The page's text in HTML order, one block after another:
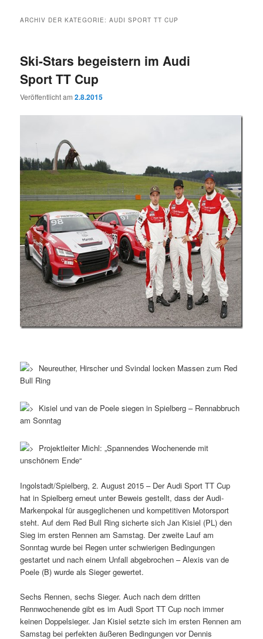
ARCHIV DER KATEGORIE:AUDI SPORT TT CUP
Ski-Stars begeistern im Audi
Sport TT Cup
Veröffentlicht am2.8.2015
Neureuther, Hirscher und Svindal locken Massen zum Red
Bull Ring
Kisiel und van de Poele siegen in Spielberg – Rennabbruch
am Sonntag
Projektleiter Michl: „Spannendes Wochenende mit
unschönem Ende“
Ingolstadt/Spielberg, 2. August 2015 – Der Audi Sport TT Cup
hat in Spielberg erneut unter Beweis gestellt, dass der Audi-
Markenpokal für ausgeglichenen und kompetitiven Motorsport
steht. Auf dem Red Bull Ring sicherte sich Jan Kisiel (PL) den
Sieg im ersten Rennen am Samstag. Der zweite Lauf am
Sonntag wurde bei Regen unter schwierigen Bedingungen
gestartet und nach einem Unfall abgebrochen – Alexis van de
Poele (B) wurde als Sieger gewertet.
Sechs Rennen, sechs Sieger. Auch nach dem dritten
Rennwochenende gibt es im Audi Sport TT Cup noch immer
keinen Doppelsieger. Jan Kisiel setzte sich im ersten Rennen am
Samstag bei perfekten äußeren Bedingungen vor Dennis